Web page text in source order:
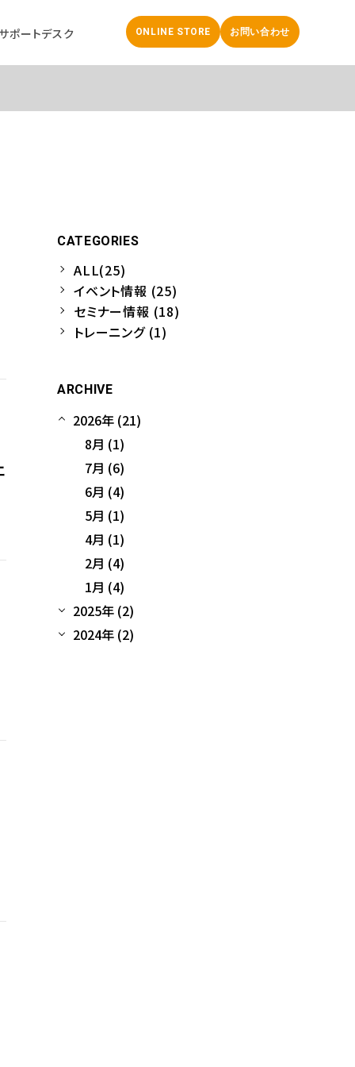
ONLINE STORE お問い合わせ
ポートデスク
CATEGORIES
ALL(25)
イベント情報 (25)
セミナー情報 (18)
トレーニング (1)
ARCHIVE
2026年 (21)
8月 (1)
7月 (6)
6月 (4)
5月 (1)
4月 (1)
2月 (4)
1月 (4)
2025年 (2)
2024年 (2)